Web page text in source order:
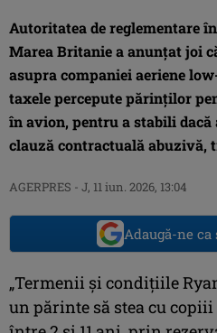
Autoritatea de reglementare
Marea Britanie a anunţat joi
asupra companiei aeriene
taxele percepute părinţilor
în avion, pentru a stabili dacă
clauză contractuală abuzivă,
AGERPRES - J, 11 iun. 2026, 13:04
Adaugă-ne ca
„Termenii şi condiţiile
un părinte să stea cu